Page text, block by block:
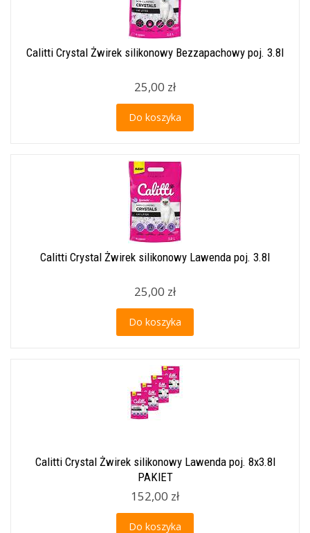
Calitti Crystal Żwirek silikonowy Bezzapachowy poj. 3.8l
25,00 zł
Do koszyka
Calitti Crystal Żwirek silikonowy Lawenda poj. 3.8l
25,00 zł
Do koszyka
Calitti Crystal Żwirek silikonowy Lawenda poj. 8x3.8l
PAKIET
152,00 zł
Do koszyka